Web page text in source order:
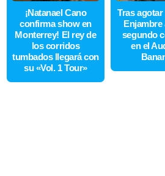
¡Natanael Cano
confirma show en
Monterrey! El rey de
los corridos
tumbados llegará con
su «Vol. 1 Tour»
Tras
Enjambre
segundo
en el